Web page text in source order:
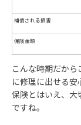
こんな時期だか
に修理に出せる
保険とはいえ、大
ですね。